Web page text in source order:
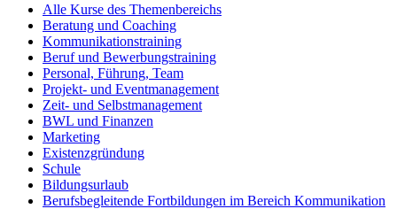
Alle Kurse des Themenbereichs
Beratung und Coaching
Kommunikationstraining
Beruf und Bewerbungstraining
Personal, Führung, Team
Projekt- und Eventmanagement
Zeit- und Selbstmanagement
BWL und Finanzen
Marketing
Existenzgründung
Schule
Bildungsurlaub
Berufsbegleitende Fortbildungen im Bereich Kommunikation